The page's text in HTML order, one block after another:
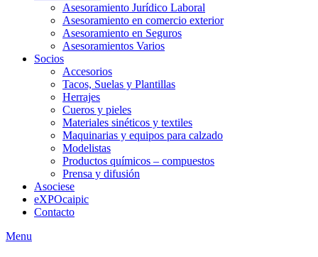
Asesoramiento Jurídico Laboral
Asesoramiento en comercio exterior
Asesoramiento en Seguros
Asesoramientos Varios
Socios
Accesorios
Tacos, Suelas y Plantillas
Herrajes
Cueros y pieles
Materiales sinéticos y textiles
Maquinarias y equipos para calzado
Modelistas
Productos químicos – compuestos
Prensa y difusión
Asociese
eXPOcaipic
Contacto
Menu